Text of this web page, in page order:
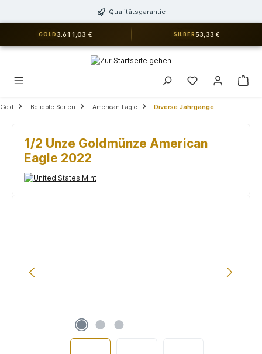
Qualitätsgarantie
GOLD 3.611,03 € SILBER 53,33 €
Du hast 0
Gold Beliebte Serien American Eagle Diverse Jahrgänge
1/2 Unze Goldmünze American
Eagle 2022